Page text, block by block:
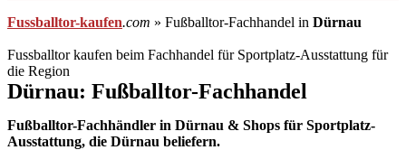
Fussballtor-kaufen.com » Fußballtor-Fachhandel in Dürnau
Fussballtor kaufen beim Fachhandel für Sportplatz-Ausstattung für
die Region
Dürnau: Fußballtor-Fachhandel
Fußballtor-Fachhändler in Dürnau & Shops für Sportplatz-
Ausstattung, die Dürnau beliefern.